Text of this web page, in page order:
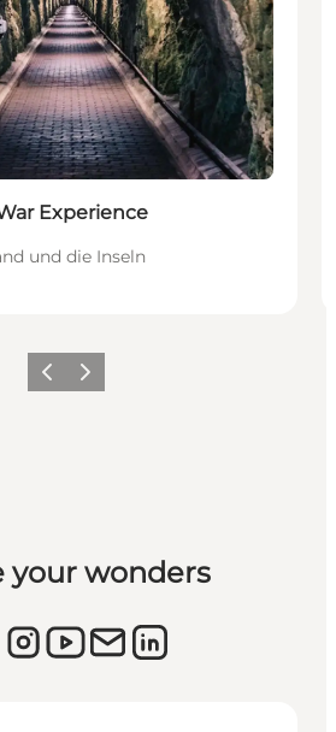
Experience
und die Inseln
ZurückWeiter
your wonders